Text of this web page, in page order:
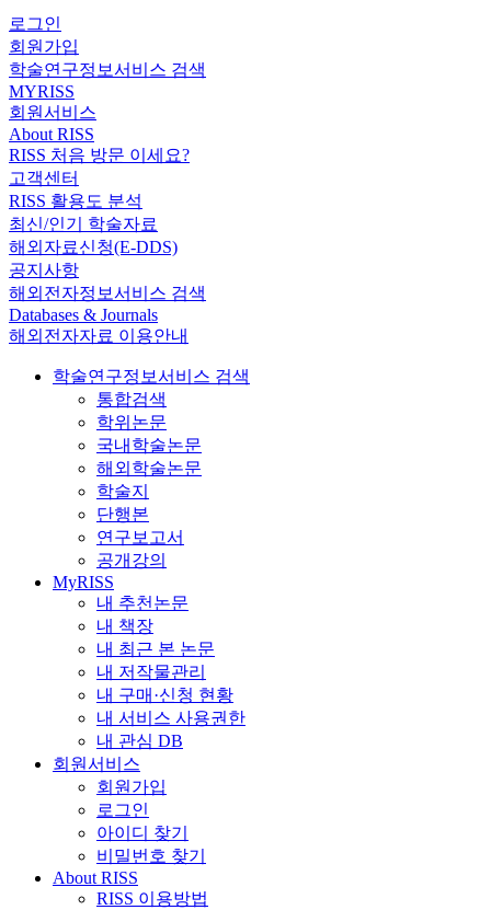
로그인
회원가입
학술연구정보서비스 검색
MYRISS
회원서비스
About RISS
RISS 처음 방문 이세요?
고객센터
RISS 활용도 분석
최신/인기 학술자료
해외자료신청(E-DDS)
공지사항
해외전자정보서비스 검색
Databases & Journals
해외전자자료 이용안내
학술연구정보서비스 검색
통합검색
학위논문
국내학술논문
해외학술논문
학술지
단행본
연구보고서
공개강의
MyRISS
내 추천논문
내 책장
내 최근 본 논문
내 저작물관리
내 구매·신청 현황
내 서비스 사용권한
내 관심 DB
회원서비스
회원가입
로그인
아이디 찾기
비밀번호 찾기
About RISS
RISS 이용방법